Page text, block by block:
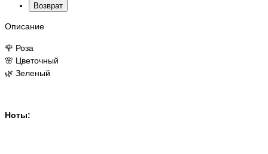
Возврат
Описание
🌹 Роза
🌸 Цветочный
🌿 Зеленый
Ноты: